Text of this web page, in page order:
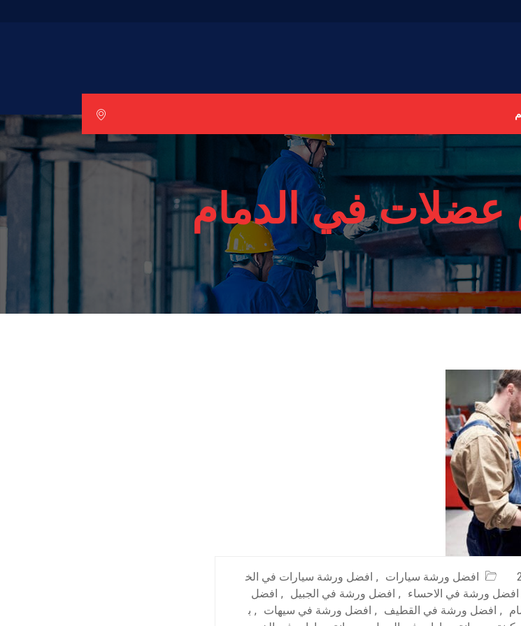
في الدمام
افضل ورشة سيارات , افضل ورشة سيارات في الخ
افضل ورشة في الاحساء , افضل ورشة في الجبيل , افضل
, افضل ورشة في القطيف , افضل ورشة في سيهات , ب